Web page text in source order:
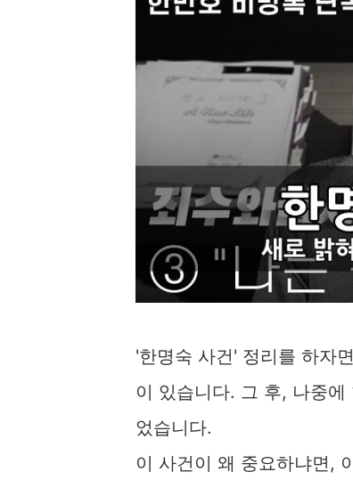
'한명숙 사건' 정리를 하자
이 있습니다. 그 후, 나중
었습니다.
이 사건이 왜 중요하냐면,